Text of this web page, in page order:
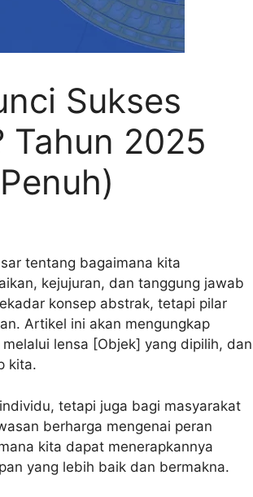
Sukses
Tahun 2025
tentang bagaimana kita
kejujuran, dan tanggung jawab
konsep abstrak, tetapi pilar
Artikel ini akan mengungkap
lensa [Objek] yang dipilih, dan
kita.
tetapi juga bagi masyarakat
berharga mengenai peran
kita dapat menerapkannya
yang lebih baik dan bermakna.